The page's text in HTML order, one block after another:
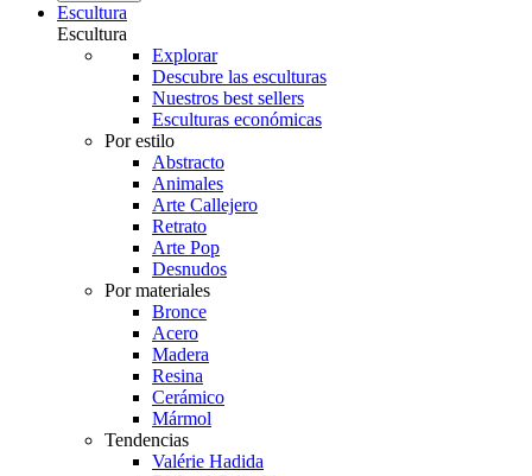
Escultura
Escultura
Explorar
Descubre las esculturas
Nuestros best sellers
Esculturas económicas
Por estilo
Abstracto
Animales
Arte Callejero
Retrato
Arte Pop
Desnudos
Por materiales
Bronce
Acero
Madera
Resina
Cerámico
Mármol
Tendencias
Valérie Hadida